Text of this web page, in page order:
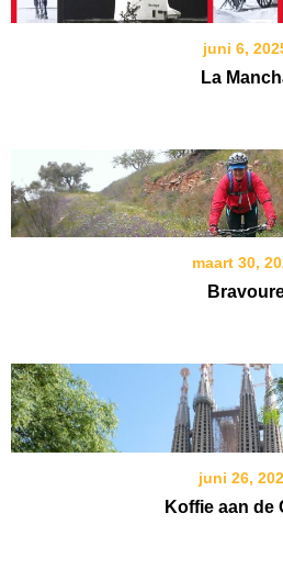
juni 6,
La
maart 30,
juni 26,
Koffie aan de